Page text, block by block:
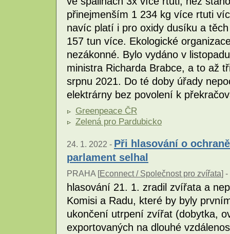
přinejmenším 1 234 kg více rtuti
navíc platí i pro oxidy dusíku a
157 tun více. Ekologické
nezákonné. Bylo vydáno v
ministra Richarda Brabce, a to až
srpnu 2021. Do té doby úřady
elektrárny bez povolení k
Greenpeace ČR
Zelená pro Pardubicko
24. 1. 2022 - Při hlasování o
parlament selhal
PRAHA [Econnect / Společnost pro zvířata] -
hlasování 21. 1. zradil zvířata a
Komisi a Radu, které by byly
ukončení utrpení zvířat (dobytka,
exportovaných na dlouhé